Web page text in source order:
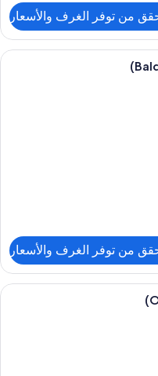
من توفر الغرف والأسعار
من توفر الغرف والأسعار